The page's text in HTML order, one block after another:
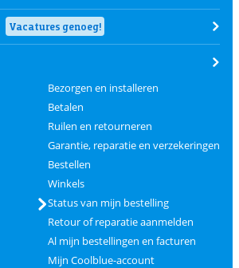
Vacatures genoeg!
Bezorgen en installeren
Betalen
Ruilen en retourneren
Garantie, reparatie en verzekeringen
Bestellen
Winkels
Status van mijn bestelling
Retour of reparatie aanmelden
Al mijn bestellingen en facturen
Mijn Coolblue-account